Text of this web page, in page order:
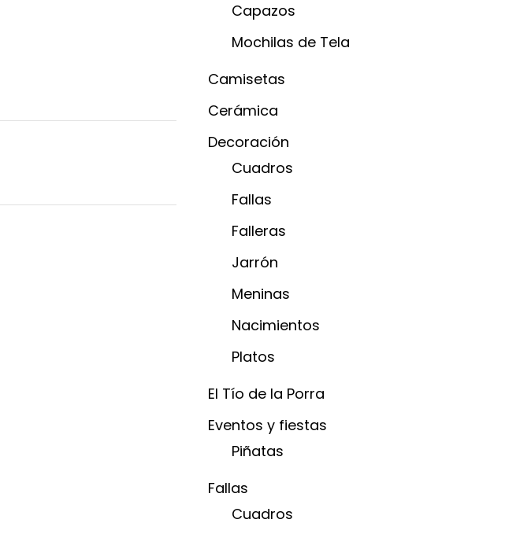
Capazos
Mochilas de Tela
Camisetas
Cerámica
Decoración
Cuadros
Fallas
Falleras
Jarrón
Meninas
Nacimientos
Platos
El Tío de la Porra
Eventos y fiestas
Piñatas
Fallas
Cuadros